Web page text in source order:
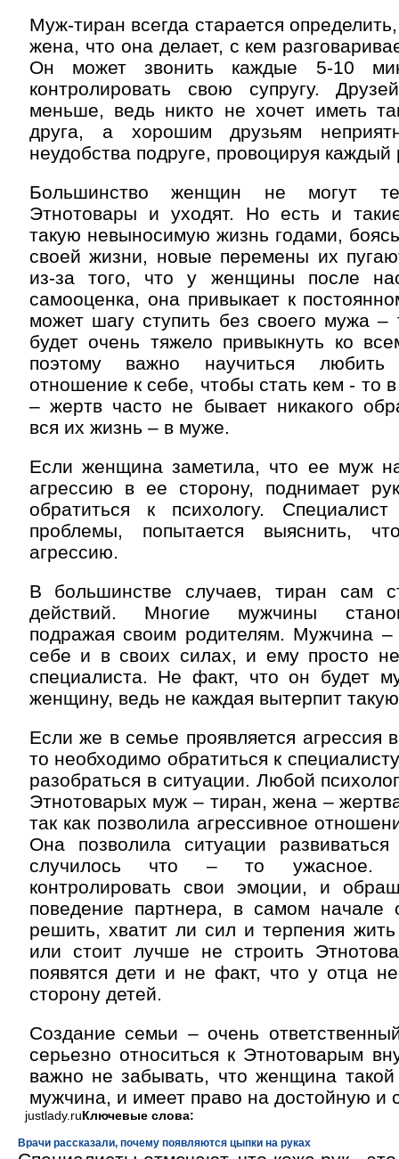
Муж-тиран всегда старается
жена, что она делает, с кем
Он может звонить каждые 5-10
контролировать свою супругу.
меньше, ведь никто не хочет иметь
друга, а хорошим друзьям
неудобства подруге, провоцируя каждый
Большинство женщин не могут
Этнотовары и уходят. Но есть и
такую невыносимую жизнь годами,
своей жизни, новые перемены их
из-за того, что у женщины после
самооценка, она привыкает к
может шагу ступить без своего мужа
будет очень тяжело привыкнуть ко
поэтому важно научиться
отношение к себе, чтобы стать кем - то
– жертв часто не бывает никакого
вся их жизнь – в муже.
Если женщина заметила, что ее муж
агрессию в ее сторону, поднимает
обратиться к психологу.
проблемы, попытается выяснить,
агрессию.
В большинстве случаев, тиран сам
действий. Многие мужчины
подражая своим родителям. Мужчина –
себе и в своих силах, и ему просто
специалиста. Не факт, что он будет
женщину, ведь не каждая вытерпит
Если же в семье проявляется агрессия
то необходимо обратиться к
разобраться в ситуации. Любой
Этнотоварых муж – тиран, жена –
так как позволила агрессивное
Она позволила ситуации
случилось что – то ужасное.
контролировать свои эмоции, и
поведение партнера, в самом начале
решить, хватит ли сил и терпения
или стоит лучше не строить
появятся дети и не факт, что у отца
сторону детей.
Создание семьи – очень
серьезно относиться к Этнотоварым
важно не забывать, что женщина
мужчина, и имеет право на достойную и
justlady.ruКлючевые слова:
Врачи рассказали, почему появляются цыпки на руках